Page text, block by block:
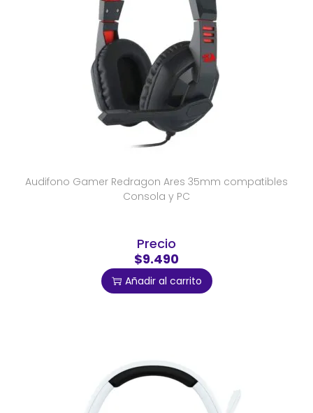
Audifono Gamer Redragon Ares 35mm compatibles
Consola y PC
Precio
$9.490
Añadir al carrito